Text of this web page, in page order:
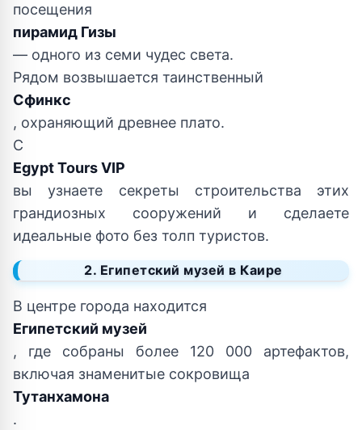
посещения
пирамид Гизы
— одного из семи чудес света.
Рядом возвышается таинственный
Сфинкс
, охраняющий древнее плато.
С
Egypt Tours VIP
вы узнаете секреты строительства этих
грандиозных сооружений и сделаете
идеальные фото без толп туристов.
2. Египетский музей в Каире
В центре города находится
Египетский музей
, где собраны более 120 000 артефактов,
включая знаменитые сокровища
Тутанхамона
.